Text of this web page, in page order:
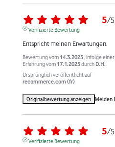
5/5
Verifizierte Bewertung
Entspricht meinen Erwartungen.
Bewertung vom 14.3.2025 , infolge einer
Erfahrung vom 17.1.2025durch D.H.
Ursprünglich veröffentlicht auf
recommerce.com (fr)
Originalbewertung anzeigen Melden
5/5
Verifizierte Bewertung